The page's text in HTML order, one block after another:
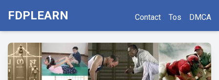
FDPLEARN Contact Tos DMCA